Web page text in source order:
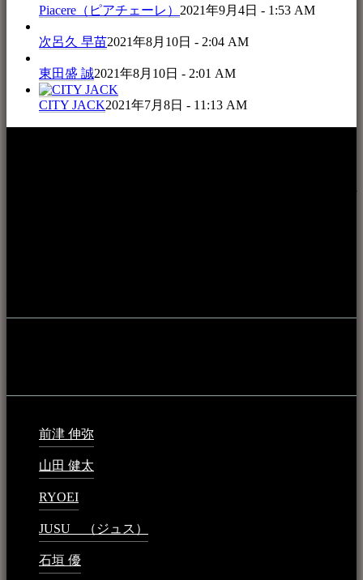
Piacere（ピアチェーレ） 2021年9月4日 - 1:53 AM
次呂久 早苗2021年8月10日 - 2:04 AM
東田盛 誠2021年8月10日 - 2:01 AM
CITY JACK2021年7月8日 - 11:13 AM
前津 伸弥
山田 健太
RYOEI
JUSU （ジュス）
石垣 優